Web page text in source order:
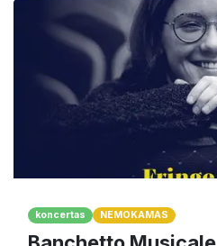
koncertas NEMOKAMAS